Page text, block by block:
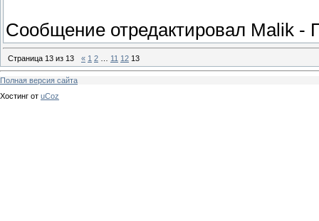
Сообщение отредактировал Malik -
Страница 13 из 13 « 1 2 11 12 13
Полная версия сайта
Хостинг от uCoz